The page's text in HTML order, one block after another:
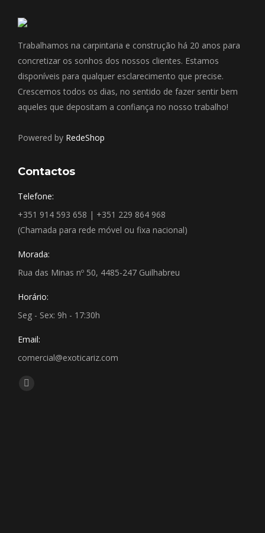
Trabalhamos na carpintaria e construção há 20 anos para
concretizar os sonhos dos nossos clientes. Estamos
disponíveis para qualquer esclarecimento que precise.
Crescemos todos os dias, no sentido de fazer sentir bem
aqueles que depositam a confiança no nosso trabalho!
Powered by RedeShop
Contactos
Telefone:
+351 914 593 658 | +351 229 864 968
(Chamada para rede móvel ou fixa nacional)
Morada:
Rua das Minas nº 50, 4485-247 Guilhabreu
Horário:
Seg - Sex: 9h - 17:30h
Email:
comercial@exoticariz.com
Encontre-nos em:
Facebook